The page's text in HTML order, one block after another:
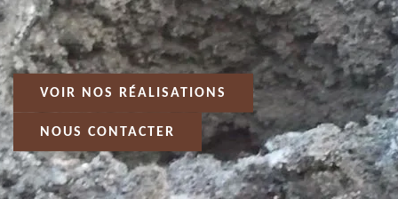
VOIR NOS RÉALISATIONS
NOUS CONTACTER